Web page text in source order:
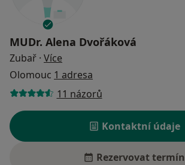
MUDr. Alena Dvořáková
Zubař · Více
Olomouc 1 adresa
11 názorů
Kontaktní údaje
Rezervovat termín